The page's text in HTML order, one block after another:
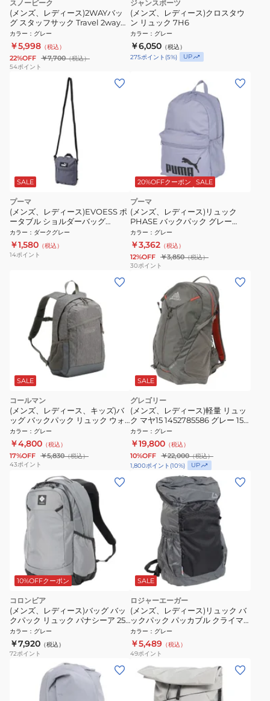
スノーピーク
(メンズ、レディース)2WAYバッ
グ スタッフサック Travel 2way
Dry Bag GR SP-AC-25AU001
012
カラー ： グレー
￥5,998 （税込）
22%OFF ￥7,700（税込）
54ポイント
ジャンスポーツ
(メンズ、レディース)クロスタウ
ン リュック 7H6
カラー ： グレー
￥6,050 （税込）
275ポイント (5%) UP
SALE
プーマ
(メンズ、レディース)EVOESS ポ
ータブル ショルダーバッグ
09095603 グレー
カラー ： ダークグレー
￥1,580 （税込）
14ポイント
20%OFFクーポン SALE
プーマ
(メンズ、レディース)リュック
PHASE バックパック グレー
09116431 デイバッグ リュックサ
ック 通勤 通学
カラー ： グレー
￥3,362 （税込）
12%OFF ￥3,850（税込）
30ポイント
SALE
コールマン
(メンズ、レディース、キッズ)バ
ッグ バックパック リュック ウォ
ーカー15 ヘリンボーン 2205758
カラー ： グレー
￥4,800 （税込）
17%OFF ￥5,830（税込）
43ポイント
SALE
グレゴリー
(メンズ、レディース)軽量 リュッ
ク マヤ15 1452785586 グレー 15L
防災 地震 災害対策
カラー ： グレー
￥19,800 （税込）
10%OFF ￥22,000（税込）
1,800ポイント (10%) UP
10%OFFクーポン
コロンビア
(メンズ、レディース)バッグ バッ
クパック リュック パナシーア 25L
PU8665 021
カラー ： グレー
￥7,920 （税込）
72ポイント
SALE
ロジャーエーガー
(メンズ、レディース)リュック バ
ックパック パッカブル クライマ
ー 18L RE23SHY5650034 GRY
グレー 収納袋付 軽量
カラー ： グレー
￥5,489 （税込）
49ポイント